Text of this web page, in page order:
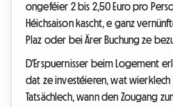
ongeféier 2 bis 2,50 Euro pro
Héichsaison kascht, e ganz
Plaz oder bei Ärer Buchung ze
D'Erspuernisser beim Logement
dat ze investéieren, wat wierklech
Tatsächlech, wann den Zougang